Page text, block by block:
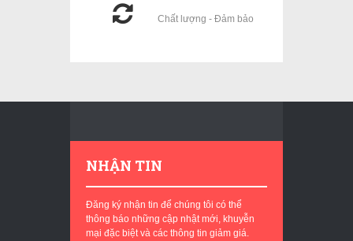
Chất lượng - Đảm bảo
NHẬN TIN
Đăng ký nhận tin để chúng tôi có thể
thông báo những cập nhật mới, khuyễn
mại đặc biệt và các thông tin giảm giá.